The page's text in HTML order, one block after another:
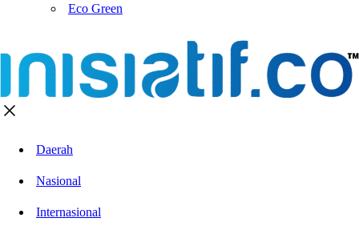
Eco Green
Daerah
Nasional
Internasional